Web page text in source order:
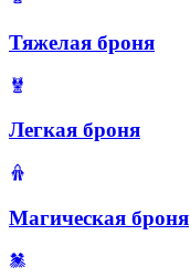
Тяжелая броня
Легкая броня
Магическая броня